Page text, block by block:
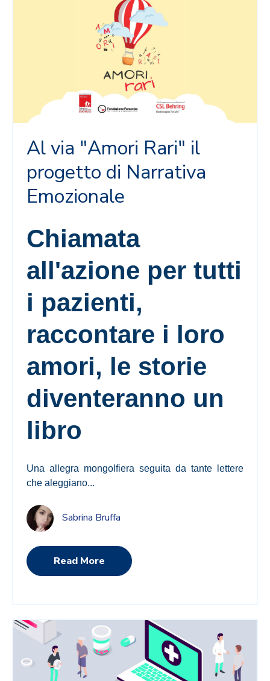
Al via "Amori Rari" il
progetto di Narrativa
Emozionale
Chiamata
all'azione per tutti
i pazienti,
raccontare i loro
amori, le storie
diventeranno un
libro
Una allegra mongolfiera seguita da tante lettere
che aleggiano...
Sabrina Bruffa
Read More